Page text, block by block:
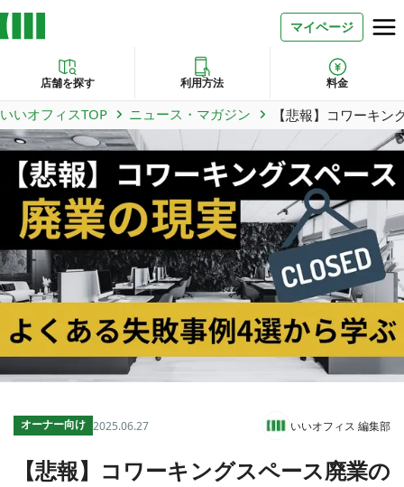
マイページ
店舗を探す 利用方法 料金
お問い合わせ
よくあるご質問
法人での利用
店舗オーナー様へ
いいオフィス（コワーキングスペース）
FCオーナー募集
いい会議室（会議室専用スペース）
コワーキング運営DXシステム
いいオフィスTOP ニュース・マガジン 【悲報】コワーキ
オーナー向け 2025.06.27 いいオフィス 編集部
【悲報】コワーキングスペース廃業の